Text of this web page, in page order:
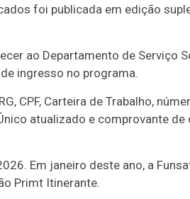
foi publicada em edição
ao Departamento de Serviço
ingresso no programa.
CPF, Carteira de Trabalho,
atualizado e comprovante
Em janeiro deste ano, a
Primt Itinerante.